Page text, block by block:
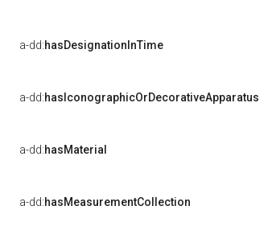
a-dd:hasDesignationInTime
a-dd:hasIconographicOrDecorativeApparatus
a-dd:hasMaterial
a-dd:hasMeasurementCollection